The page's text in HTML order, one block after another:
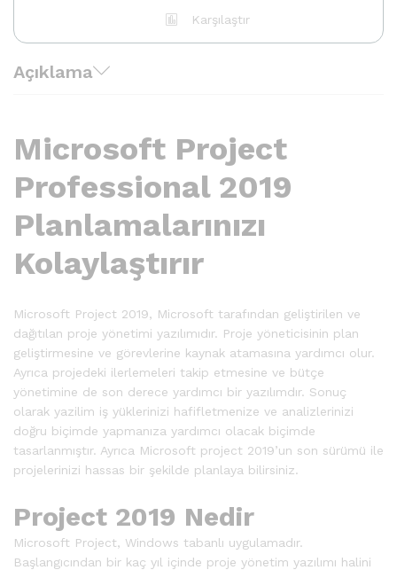
Karşılaştır
Açıklama
Microsoft Project
Professional 2019
Planlamalarınızı
Kolaylaştırır
Microsoft Project 2019, Microsoft tarafından geliştirilen ve
dağıtılan proje yönetimi yazılımıdır. Proje yöneticisinin plan
geliştirmesine ve görevlerine kaynak atamasına yardımcı olur.
Ayrıca projedeki ilerlemeleri takip etmesine ve bütçe
yönetimine de son derece yardımcı bir yazılımdır. Sonuç
olarak yazilim iş yüklerinizi hafifletmenize ve analizlerinizi
doğru biçimde yapmanıza yardımcı olacak biçimde
tasarlanmıştır. Ayrıca Microsoft project 2019’un son sürümü ile
projelerinizi hassas bir şekilde planlaya bilirsiniz.
Project 2019 Nedir
Microsoft Project, Windows tabanlı uygulamadır.
Başlangıcından bir kaç yıl içinde proje yönetim yazılımı halini